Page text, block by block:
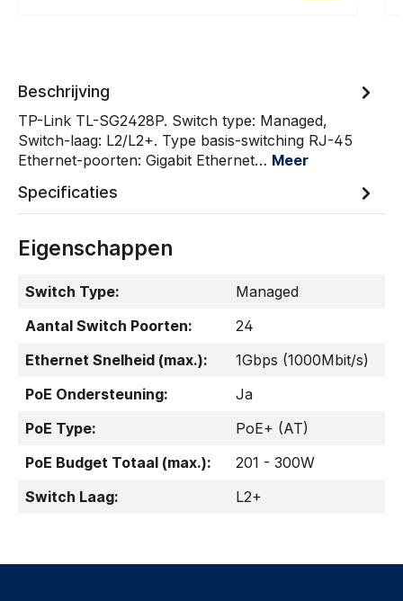
Beschrijving
TP-Link TL-SG2428P. Switch type: Managed,
Switch-laag: L2/L2+. Type basis-switching RJ-45
Ethernet-poorten: Gigabit Ethernet… Meer
Specificaties
Eigenschappen
Switch Type:
Managed
Aantal Switch Poorten:
24
Ethernet Snelheid (max.):
1Gbps (1000Mbit/s)
PoE Ondersteuning:
Ja
PoE Type:
PoE+ (AT)
PoE Budget Totaal (max.):
201 - 300W
Switch Laag:
L2+